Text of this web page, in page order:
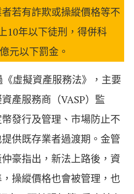
若有詐欺或操縱價格等不
10年以下徒刑，得併科
元以下罰金。
虛擬資產服務法》，主要
產服務商（VASP）監
發行及管理、市場防止不
供既存業者過渡期。金管
豪指出，新法上路後，資
操縱價格也會被管理，也